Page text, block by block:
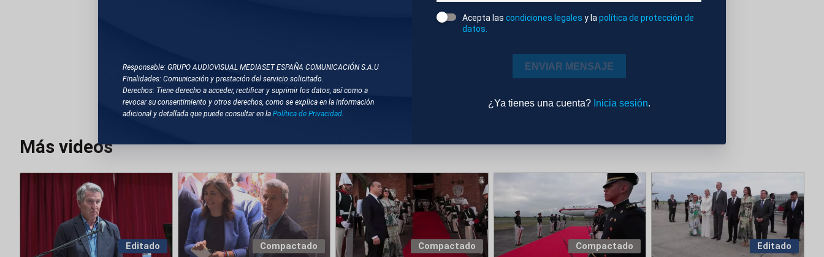
Responsable: GRUPO AUDIOVISUAL MEDIASET ESPAÑA COMUNICACIÓN S.A.U
Finalidades: Comunicación y prestación del servicio solicitado.
Derechos: Tiene derecho a acceder, rectificar y suprimir los datos, así como a
revocar su consentimiento y otros derechos, como se explica en la información
adicional y detallada que puede consultar en la Política de Privacidad.
Acepta las condiciones legales y la política de protección de
datos.
ENVIAR MENSAJE
¿Ya tienes una cuenta? Inicia sesión.
VENEZUELA EEUU
Más videos
Editado Compactado Compactado Compactado Editado